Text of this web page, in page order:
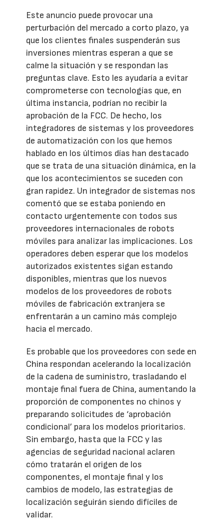
Este anuncio puede provocar una
perturbación del mercado a corto plazo, ya
que los clientes finales suspenderán sus
inversiones mientras esperan a que se
calme la situación y se respondan las
preguntas clave. Esto les ayudaría a evitar
comprometerse con tecnologías que, en
última instancia, podrían no recibir la
aprobación de la FCC. De hecho, los
integradores de sistemas y los proveedores
de automatización con los que hemos
hablado en los últimos días han destacado
que se trata de una situación dinámica, en la
que los acontecimientos se suceden con
gran rapidez. Un integrador de sistemas nos
comentó que se estaba poniendo en
contacto urgentemente con todos sus
proveedores internacionales de robots
móviles para analizar las implicaciones. Los
operadores deben esperar que los modelos
autorizados existentes sigan estando
disponibles, mientras que los nuevos
modelos de los proveedores de robots
móviles de fabricación extranjera se
enfrentarán a un camino más complejo
hacia el mercado.
Es probable que los proveedores con sede en
China respondan acelerando la localización
de la cadena de suministro, trasladando el
montaje final fuera de China, aumentando la
proporción de componentes no chinos y
preparando solicitudes de ‘aprobación
condicional’ para los modelos prioritarios.
Sin embargo, hasta que la FCC y las
agencias de seguridad nacional aclaren
cómo tratarán el origen de los
componentes, el montaje final y los
cambios de modelo, las estrategias de
localización seguirán siendo difíciles de
validar.